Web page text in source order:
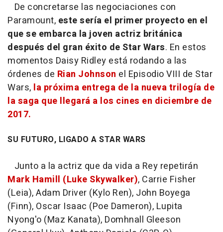
De concretarse las negociaciones con
Paramount, este sería el primer proyecto en el
que se embarca la joven actriz británica
después del gran éxito de Star Wars. En estos
momentos Daisy Ridley está rodando a las
órdenes de Rian Johnson el Episodio VIII de Star
Wars, la próxima entrega de la nueva trilogía de
la saga que llegará a los cines en diciembre de
2017.
SU FUTURO, LIGADO A STAR WARS
Junto a la actriz que da vida a Rey repetirán
Mark Hamill (Luke Skywalker), Carrie Fisher
(Leia), Adam Driver (Kylo Ren), John Boyega
(Finn), Oscar Isaac (Poe Dameron), Lupita
Nyong'o (Maz Kanata), Domhnall Gleeson